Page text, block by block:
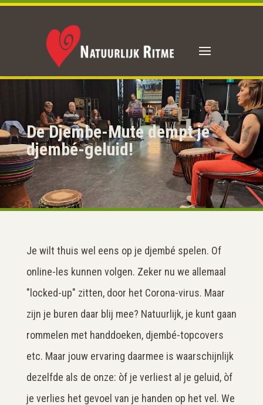
De Djembe-Mute dempt je
djembé-geluid!
Je wilt thuis wel eens op je djembé spelen. Of
online-les kunnen volgen. Zeker nu we allemaal
"locked-up" zitten, door het Corona-virus. Maar
zijn je buren daar blij mee? Natuurlijk, je kunt gaan
rommelen met handdoeken, djembé-topcovers
etc. Maar jouw ervaring daarmee is waarschijnlijk
dezelfde als de onze: òf je verliest al je geluid, òf
je verlies het gevoel van je handen op het vel. We